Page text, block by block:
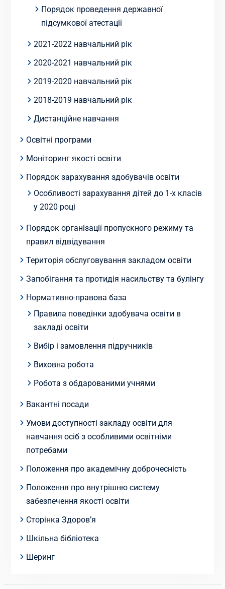
Порядок проведення державної
підсумкової атестації
2021-2022 навчальний рік
2020-2021 навчальний рік
2019-2020 навчальний рік
2018-2019 навчальний рік
Дистанційне навчання
Освітні програми
Моніторинг якості освіти
Порядок зарахування здобувачів освіти
Особливості зарахування дітей до 1-х класів
у 2020 році
Порядок організації пропускного режиму та
правил відвідування
Територія обслуговування закладом освіти
Запобігання та протидія насильству та булінгу
Нормативно-правова база
Правила поведінки здобувача освіти в
закладі освіти
Вибір і замовлення підручників
Виховна робота
Робота з обдарованими учнями
Вакантні посади
Умови доступності закладу освіти для
навчання осіб з особливими освітніми
потребами
Положення про академічну доброчесність
Положення про внутрішню систему
забезпечення якості освіти
Сторінка Здоров’я
Шкільна бібліотека
Шеринг